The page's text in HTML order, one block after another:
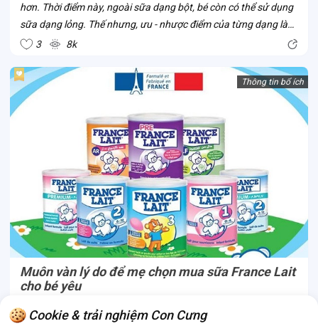
hơn. Thời điểm này, ngoài sữa dạng bột, bé còn có thể sử dụng
sữa dạng lỏng. Thế nhưng, ưu - nhược điểm của từng dạng là
gì? Ba mẹ hãy cùng Con Cưng so sánh thông qua dòng sữa
3 8k
Thông tin bổ ích
Muôn vàn lý do để mẹ chọn mua sữa France Lait
cho bé yêu
Là thương hiệu sản xuất sữa cho bé yêu lâu đời từ Pháp, sữa
Cookie & trải nghiệm Con Cưng